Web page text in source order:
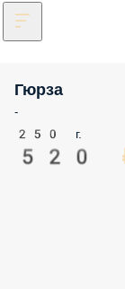
Гюрза
-
250 г.
520